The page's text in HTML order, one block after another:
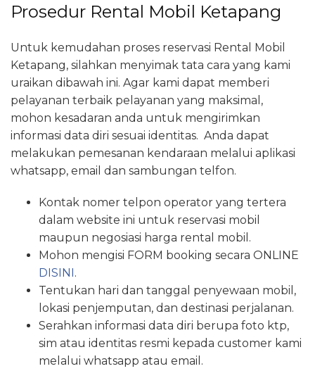
Prosedur Rental Mobil Ketapang
Untuk kemudahan proses reservasi Rental Mobil
Ketapang, silahkan menyimak tata cara yang kami
uraikan dibawah ini. Agar kami dapat memberi
pelayanan terbaik pelayanan yang maksimal,
mohon kesadaran anda untuk mengirimkan
informasi data diri sesuai identitas. Anda dapat
melakukan pemesanan kendaraan melalui aplikasi
whatsapp, email dan sambungan telfon.
Kontak nomer telpon operator yang tertera
dalam website ini untuk reservasi mobil
maupun negosiasi harga rental mobil.
Mohon mengisi FORM booking secara ONLINE
DISINI .
Tentukan hari dan tanggal penyewaan mobil,
lokasi penjemputan, dan destinasi perjalanan.
Serahkan informasi data diri berupa foto ktp,
sim atau identitas resmi kepada customer kami
melalui whatsapp atau email.